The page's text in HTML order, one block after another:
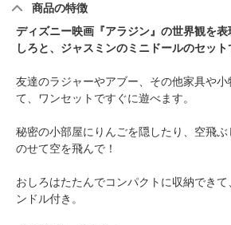
商品の特徴
ディズニー映画『アラジン』の世界観を
しろと、ジャスミンのミニドールのセット
友達のラジャーやアブー、その他家具や
て、ワンセットですぐに遊べます。
秘密の小部屋にりんごを隠したり、空飛
のせて空を飛んで！
おしろはたたんでコンパクトに収納でき
ンドル付き。